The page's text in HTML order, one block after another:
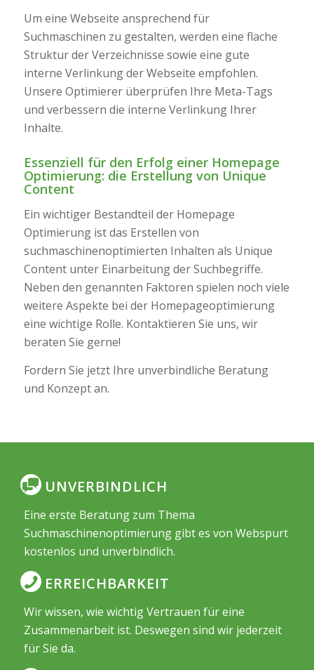
Um eine Webseite ansprechend für
Suchmaschinen zu gestalten, werden eine flache
Struktur der Verzeichnisse sowie eine gute
interne Verlinkung der Webseite empfohlen.
Unsere Optimierer überprüfen Ihre Meta-Tags
und verbessern die interne Verlinkung Ihrer
Inhalte.
Essenziell für den Erfolg einer Homepage
Optimierung: die Erstellung von Unique
Content
Ein wichtiger Bestandteil der Homepage
Optimierung ist das Erstellen von
suchmaschinenoptimierten Inhalten als Unique
Content unter Einarbeitung der Suchbegriffe.
Neben den genannten Faktoren spielen noch viele
weitere Aspekte bei der Homepageoptimierung
eine wichtige Rolle. Kontaktieren Sie uns, wir
beraten Sie gerne!
Fordern Sie jetzt Ihre unverbindliche Beratung
und Konzept an.
UNVERBINDLICH
Eine erste Beratung zum Thema
Suchmaschinenoptimierung gibt es von Webspurt
kostenlos und unverbindlich.
ERREICHBARKEIT
Wir wissen, wie wichtig Vertrauen für eine
Zusammenarbeit ist. Deswegen sind wir jederzeit
für Sie da.